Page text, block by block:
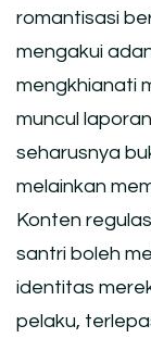
romantisasi
mengakui
mengkhianati
muncul
seharusnya
melainkan
Konten
santri boleh
identitas
pelaku,